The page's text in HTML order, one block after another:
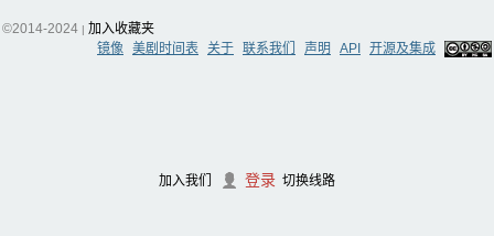
加入我们 登录 切换线路
©2014-2024 | 加入收藏夹
镜像 美剧时间表 关于 联系我们 声明 API 开源及集成